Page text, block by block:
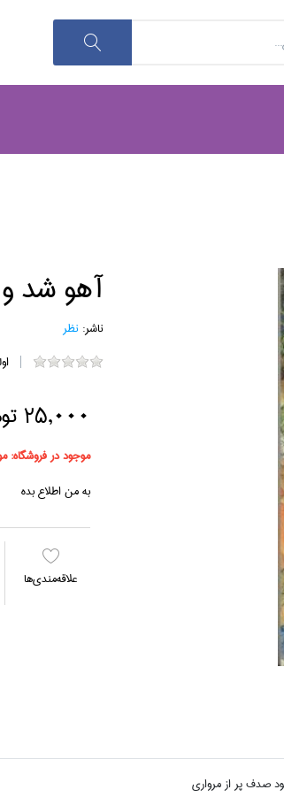
آهو شد
ناشر: نظر
25,000 تومان
موجود در فروشگاه:
به من اطلاع بده
علاقه‌مندي‌ها
صدف پر از مرواري